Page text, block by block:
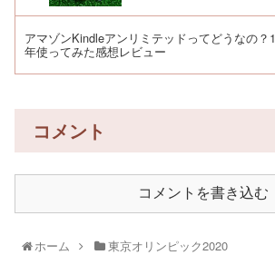
アマゾンKindleアンリミテッドってどうなの？1
年使ってみた感想レビュー
コメント
コメントを書き込む
ホーム 東京オリンピック2020